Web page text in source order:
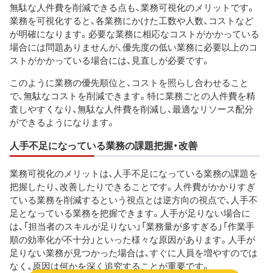
無駄な人件費を削減できる点も、業務可視化のメリットです。
業務を可視化すると、各業務にかけた工数や人数、コストなど
が明確になります。必要な業務に相応なコストがかかっている
場合には問題ありませんが、優先度の低い業務に必要以上のコ
ストがかかっている場合には、見直しが必要です。
このように業務の優先順位と、コストを照らし合わせること
で、無駄なコストを削減できます。特に業務ごとの人件費を精
査しやすくなり、無駄な人件費を削減し、最適なリソース配分
ができるようになります。
人手不足になっている業務の課題把握・改善
業務可視化のメリットは、人手不足になっている業務の課題を
把握したり、改善したりできることです。人件費がかかりすぎ
ている業務を削減するという視点とは逆方向の視点で、人手不
足となっている業務を把握できます。人手が足りない場合に
は、「担当者のスキルが足りない」「業務量が多すぎる」「作業手
順の効率化が不十分」といった様々な原因があります。人手が
足りない業務が見つかった場合は、すぐに人員を増やすのでは
なく、原因は何かを深く追究することが重要です。